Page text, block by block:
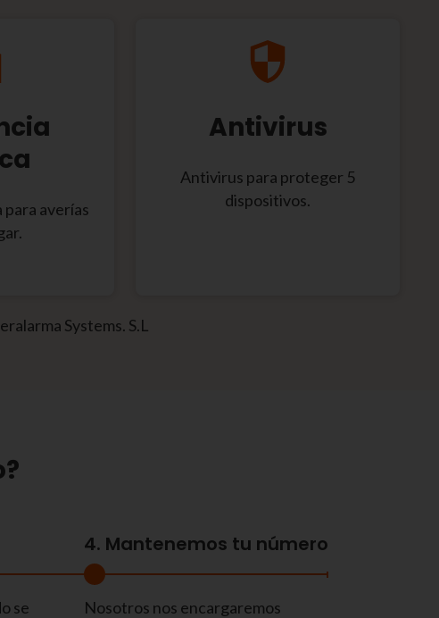
averías
Antivirus
Antivirus para proteger 5
dispositivos.
Systems. S.L
se
4. Mantenemos tu número
Nosotros nos encargaremos